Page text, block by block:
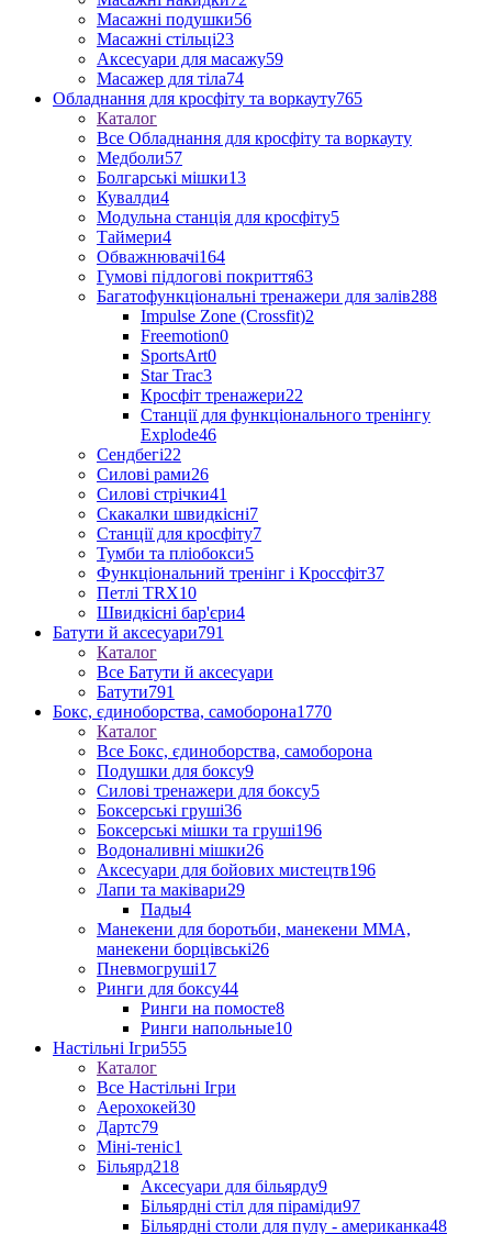
Масажні подушки56
Масажні стільці23
Аксесуари для масажу59
Масажер для тіла74
Обладнання для кросфіту та воркауту765
Каталог
Все Обладнання для кросфіту та воркауту
Медболи57
Болгарські мішки13
Кувалди4
Модульна станція для кросфіту5
Таймери4
Обважнювачі164
Гумові підлогові покриття63
Багатофункціональні тренажери для залів288
Impulse Zone (Crossfit)2
Freemotion0
SportsArt0
Star Trac3
Кросфіт тренажери22
Станції для функціонального тренінгу
Explode46
Сендбегі22
Силові рами26
Силові стрічки41
Скакалки швидкісні7
Станції для кросфіту7
Тумби та пліобокси5
Функціональний тренінг і Кроссфіт37
Петлі TRX10
Швидкісні бар'єри4
Батути й аксесуари791
Каталог
Все Батути й аксесуари
Батути791
Бокс, єдиноборства, самоборона1770
Каталог
Все Бокс, єдиноборства, самоборона
Подушки для боксу9
Силові тренажери для боксу5
Боксерські груші36
Боксерські мішки та груші196
Водоналивні мішки26
Аксесуари для бойових мистецтв196
Лапи та маківари29
Пады4
Манекени для боротьби, манекени ММА,
манекени борцівські26
Пневмогруші17
Ринги для боксу44
Ринги на помосте8
Ринги напольные10
Настільні Ігри555
Каталог
Все Настільні Ігри
Аерохокей30
Дартс79
Міні-теніс1
Більярд218
Аксесуари для більярду9
Більярдні стіл для піраміди97
Більярдні столи для пулу - американка48